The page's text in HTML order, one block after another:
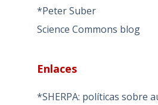
*Peter Suber
Science Commons blog
Enlaces
*SHERPA: políticas sobre